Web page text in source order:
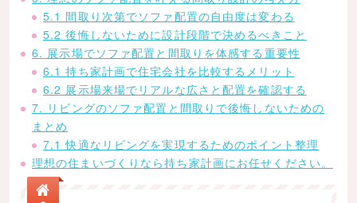
5.1 間取り次第でソファ配置の自由度は変わる
5.2 後悔しないために設計段階で決めるべきこと
6. 展示場でソファ配置と間取りを体感する重要性
6.1 持ち家計画で住宅会社を比較するメリット
6.2 展示場来場でリアルな広さと配置を確認する
7. リビングのソファ配置と間取りで後悔しないための
まとめ
7.1 快適なリビングを実現するためのポイント整理
理想の住まいづくりなら持ち家計画にお任せください。